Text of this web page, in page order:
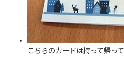
こちらのカードは持って帰っ